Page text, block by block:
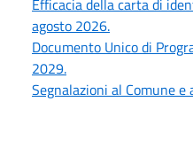
agosto 2026.
Documento Unico di
2029.
Segnalazioni al Comune e